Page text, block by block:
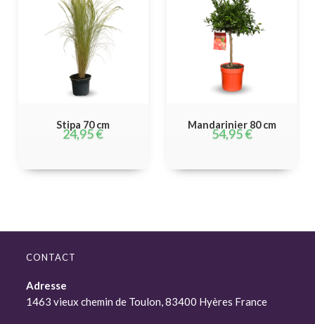
Stipa 70 cm
24,95€
Mandarinier 80 cm
54,95€
CONTACT
Adresse
1463 vieux chemin de Toulon, 83400 Hyères France